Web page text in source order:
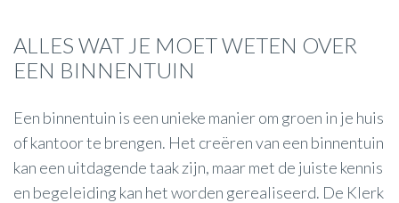
ALLES WAT JE MOET WETEN OVER
EEN BINNENTUIN
Een binnentuin is een unieke manier om groen in je huis
of kantoor te brengen. Het creëren van een binnentuin
kan een uitdagende taak zijn, maar met de juiste kennis
en begeleiding kan het worden gerealiseerd. De Klerk